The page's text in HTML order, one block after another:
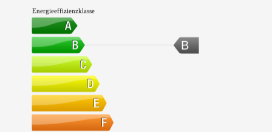
B
Energieeffizienzklasse